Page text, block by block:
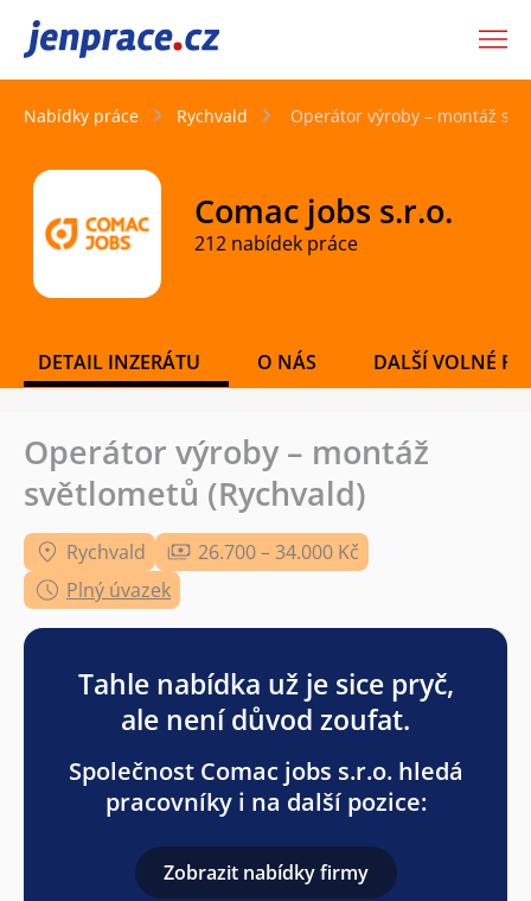
JenPráce.cz
Nabídky práce Rychvald Operátor výroby – montáž
Comac jobs s.r.o.
212 nabídek práce
DETAIL INZERÁTU O NÁS DALŠÍ VOLNÉ
Operátor výroby – montáž
světlometů (Rychvald)
Rychvald
26.700 – 34.000 Kč
Plný úvazek
Tahle nabídka už je sice pryč,
ale není důvod zoufat.
Společnost Comac jobs s.r.o. hledá
pracovníky i na další pozice:
Zobrazit nabídky firmy